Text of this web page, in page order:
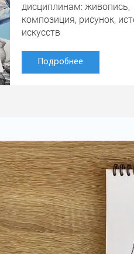
дисциплинам: живопись,
композиция, рисунок,
искусств
Подробнее